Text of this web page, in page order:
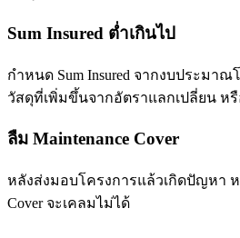
Sum Insured ต่ำเกินไป
กำหนด Sum Insured จากงบประมา
วัสดุที่เพิ่มขึ้นจากอัตราแลกเปลี่ยน ห
ลืม Maintenance Cover
หลังส่งมอบโครงการแล้วเกิดปัญหา ห
Cover จะเคลมไม่ได้